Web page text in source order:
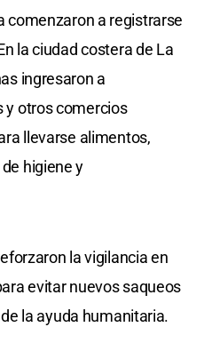
comenzaron a registrarse
la ciudad costera de La
ingresaron a
y otros comercios
llevarse alimentos,
higiene y
la vigilancia en
evitar nuevos saqueos
la ayuda humanitaria.